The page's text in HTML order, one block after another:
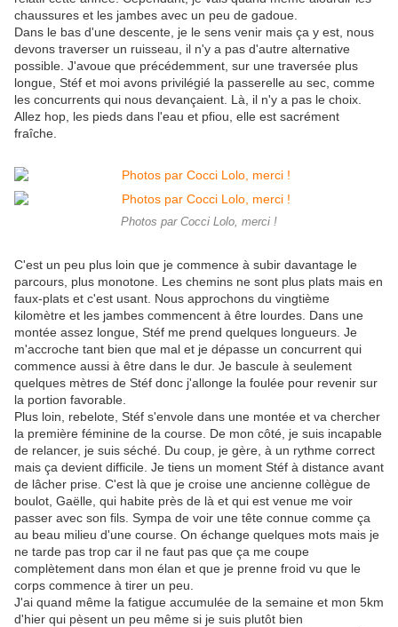
chaussures et les jambes avec un peu de gadoue.
Dans le bas d'une descente, je le sens venir mais ça y est, nous
devons traverser un ruisseau, il n'y a pas d'autre alternative
possible. J'avoue que précédemment, sur une traversée plus
longue, Stéf et moi avons privilégié la passerelle au sec, comme
les concurrents qui nous devançaient. Là, il n'y a pas le choix.
Allez hop, les pieds dans l'eau et pfiou, elle est sacrément
fraîche.
Photos par Cocci Lolo, merci !
C'est un peu plus loin que je commence à subir davantage le
parcours, plus monotone. Les chemins ne sont plus plats mais en
faux-plats et c'est usant. Nous approchons du vingtième
kilomètre et les jambes commencent à être lourdes. Dans une
montée assez longue, Stéf me prend quelques longueurs. Je
m'accroche tant bien que mal et je dépasse un concurrent qui
commence aussi à être dans le dur. Je bascule à seulement
quelques mètres de Stéf donc j'allonge la foulée pour revenir sur
la portion favorable.
Plus loin, rebelote, Stéf s'envole dans une montée et va chercher
la première féminine de la course. De mon côté, je suis incapable
de relancer, je suis séché. Du coup, je gère, à un rythme correct
mais ça devient difficile. Je tiens un moment Stéf à distance avant
de lâcher prise. C'est là que je croise une ancienne collègue de
boulot, Gaëlle, qui habite près de là et qui est venue me voir
passer avec son fils. Sympa de voir une tête connue comme ça
au beau milieu d'une course. On échange quelques mots mais je
ne tarde pas trop car il ne faut pas que ça me coupe
complètement dans mon élan et que je prenne froid vu que le
corps commence à tirer un peu.
J'ai quand même la fatigue accumulée de la semaine et mon 5km
d'hier qui pèsent un peu même si je suis plutôt bien